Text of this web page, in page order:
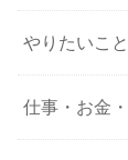
やりたいこ
仕事・お金